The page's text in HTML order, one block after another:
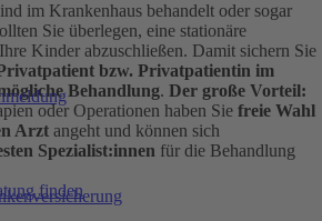
im Krankenhaus behandelt oder sogar
Sie überlegen, eine stationäre
Kinder abzuschließen. Damit sichern Sie
bzw. Privatpatientin im
Behandlung. Der große Vorteil:
oder Operationen haben Sie freie Wahl
Arzt angeht und können sich
Spezialist:innen für die Behandlung
finden